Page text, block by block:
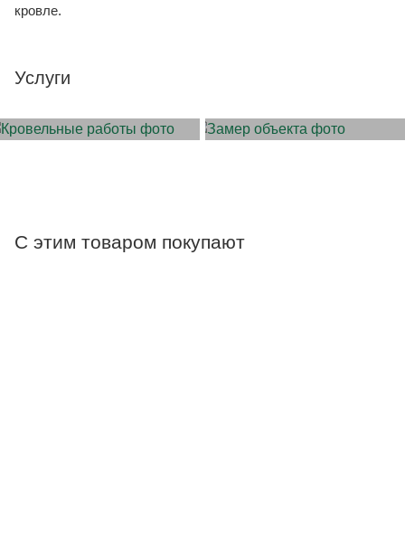
кровле.
Услуги
С этим товаром покупают